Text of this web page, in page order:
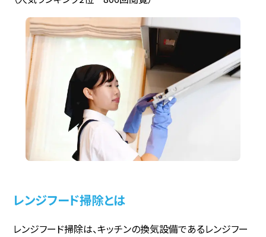
レンジフード掃除とは
レンジフード掃除は、キッチンの換気設備であるレンジフー